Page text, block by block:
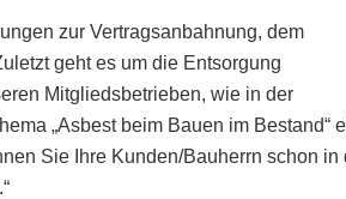
zur Vertragsanbahnung, dem
geht es um die Entsorgung
Mitgliedsbetrieben, wie in der
„Asbest beim Bauen im Bestand“
Sie Ihre Kunden/Bauherrn schon in